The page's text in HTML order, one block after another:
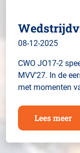
08-12-2025
CWO JO17-2
MVV’27. In de
met momenten
Lees meer